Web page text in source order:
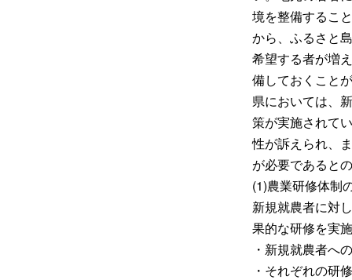
境を整備するこ
から、ふるさと
希望する者が増
備しておくこと
県においては、
策が実施されて
性が訴えられ、
が必要であると
(1)農業研修体制
新規就農者に対
果的な研修を実
・新規就農者へ
・それぞれの研